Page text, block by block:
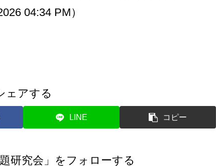
04:34 PM）
ェアする
LINE コピー
研究会」をフォローする